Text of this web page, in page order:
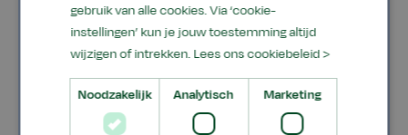
Examensecretaris
De heer J. van Dijk, de heer T.
Bolleurs,
examenvmbo.almere@aeres.nl
gebruik van alle cookies. Via ‘cookie-
instellingen’ kun je jouw toestemming altijd
wijzigen of intrekken. Lees ons cookiebeleid >
Noodzakelijk Analytisch Marketing